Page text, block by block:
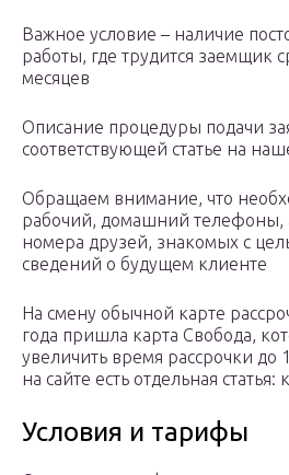
Важное условие – наличие
работы, где трудится заемщик
месяцев
Описание процедуры подачи
соответствующей статье на
Обращаем внимание, что
рабочий, домашний телефоны,
номера друзей, знакомых с
сведений о будущем клиенте
На смену обычной карте
года пришла карта Свобода,
увеличить время рассрочки до
на сайте есть отдельная статья:
Условия и тарифы